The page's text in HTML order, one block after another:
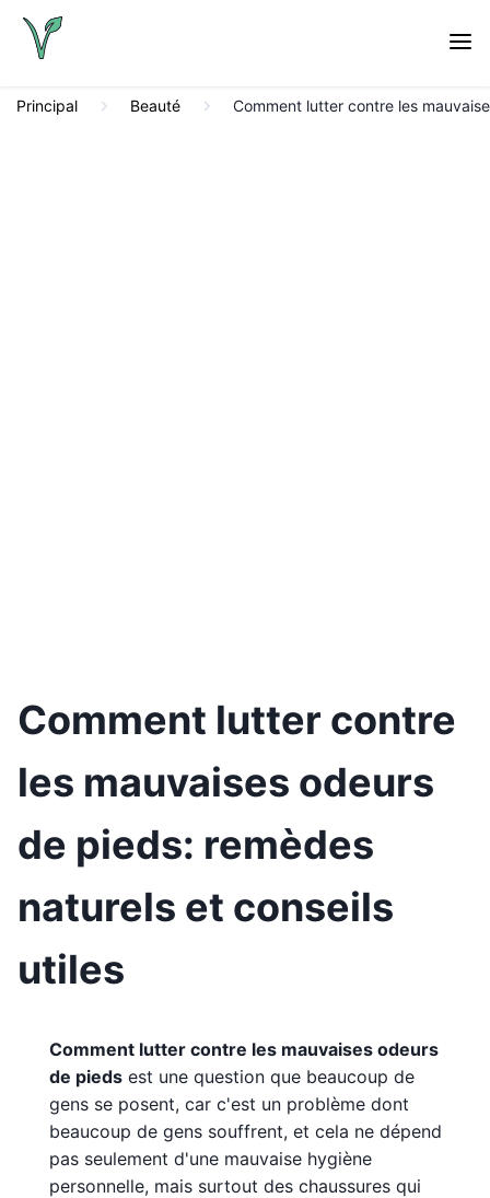
Principal Beauté Comment lutter contre les
Comment lutter contre
les mauvaises odeurs
de pieds: remèdes
naturels et conseils
utiles
Comment lutter contre les mauvaises odeurs
de pieds est une question que beaucoup de
gens se posent, car c'est un problème dont
beaucoup de gens souffrent, et cela ne dépend
pas seulement d'une mauvaise hygiène
personnelle, mais surtout des chaussures qui